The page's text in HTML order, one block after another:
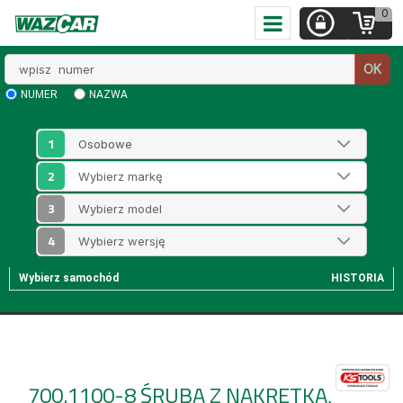
0
numer
OK
NUMER NAZWA
1
2
3
4
Wybierz samochód HISTORIA
700.1100-8ŚRUBA Z NAKRETKA,